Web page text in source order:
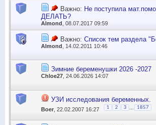
Важно: Не поступила
ДЕЛАТЬ?
Almond , 08.07.2017 09:59
Важно: Список тем раздела
Almond , 14.02.2011 10:46
Зимние беременушки 2026 -2027
Chloe27 , 24.06.2026 14:07
УЗИ исследования беременных.
Boer , 22.02.2007 16:27 1 2 3 1857